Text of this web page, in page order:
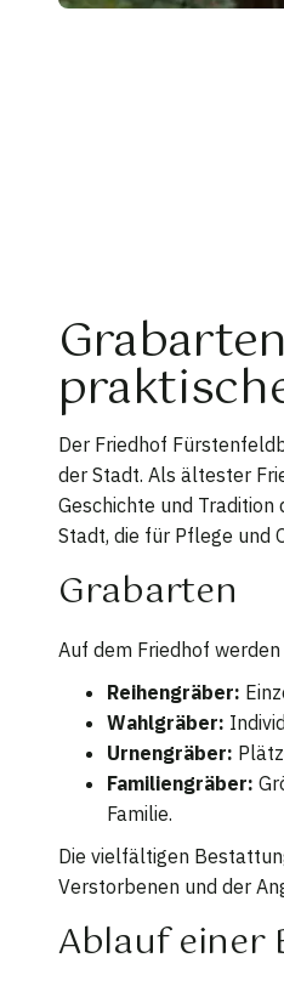
Der Friedhof
der Stadt. Als ältester
Geschichte und
Stadt, die für Pflege und
Grabarten
Auf dem Friedhof
Reihengräber:
Wahlgräber:
Urnengräber:
Familiengräber:
Familie.
Die vielfältigen
Verstorbenen und der
Ablauf einer